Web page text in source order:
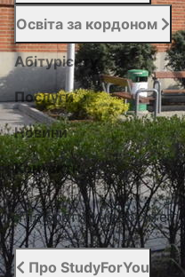
Освіта за кордоном
Абітурієнту
Послуги
Новини
Контакти
Підібрати університет
Про StudyForYou